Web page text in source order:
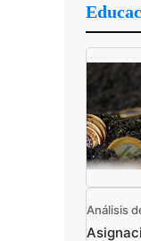
Análisis